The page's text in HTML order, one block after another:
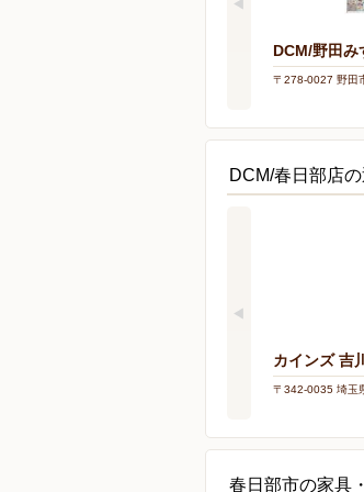
DCM/野田み
〒278-0027 野田
DCM/春日部店
カインズ 吉
〒342-0035 埼玉
春日部市の家具